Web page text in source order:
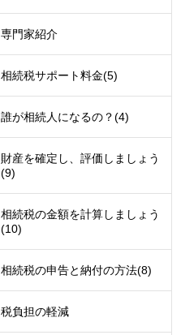
専門家紹介
相続税サポート料金(5)
誰が相続人になるの？(4)
財産を確定し、評価しましょう
(9)
相続税の金額を計算しましょう
(10)
相続税の申告と納付の方法(8)
税負担の軽減